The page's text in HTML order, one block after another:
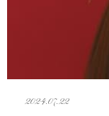
2024.07.22